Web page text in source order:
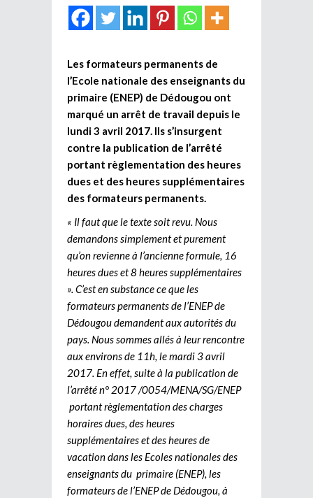
Les formateurs permanents de
l’Ecole nationale des enseignants du
primaire (ENEP) de Dédougou ont
marqué un arrêt de travail depuis le
lundi 3 avril 2017. Ils s’insurgent
contre la publication de l’arrêté
portant règlementation des heures
dues et des heures supplémentaires
des formateurs permanents.
« Il faut que le texte soit revu. Nous
demandons simplement et purement
qu’on revienne à l’ancienne formule, 16
heures dues et 8 heures supplémentaires
». C’est en substance ce que les
formateurs permanents de l’ENEP de
Dédougou demandent aux autorités du
pays. Nous sommes allés à leur rencontre
aux environs de 11h, le mardi 3 avril
2017. En effet, suite à la publication de
l’arrêté n° 2017 /0054/MENA/SG/ENEP
portant règlementation des charges
horaires dues, des heures
supplémentaires et des heures de
vacation dans les Ecoles nationales des
enseignants du primaire (ENEP), les
formateurs de l’ENEP de Dédougou, à